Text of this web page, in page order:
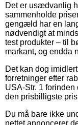
Det er usædvanlig
sammenholde
gengæld har en
nødvendigt at
test produkter – til
markant, og endda
Det kan dog
forretninger efter
USA-Str. 1 forinden
den prisbilligste
Du må bare ikke
nettet annoncerer